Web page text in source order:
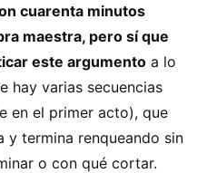
cuarenta minutos
maestra, pero sí que
este argumento a lo
hay varias secuencias
en el primer acto), que
y termina renqueando sin
o con qué cortar.